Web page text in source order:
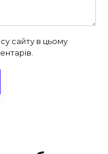
сайту в цьому